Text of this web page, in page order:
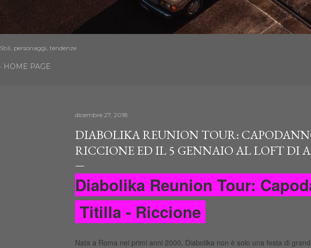
Stili, personaggi, tendenze
HOME PAGE
dicembre 27, 2018
DIABOLIKA REUNION TOUR:
RICCIONE ED IL 5 GENNAIO AL LOFT DI
Diabolika Reunion Tour:
Titilla - Riccione
Nata a Roma nei primi anni 2000, Diabolika non è solo una festa di